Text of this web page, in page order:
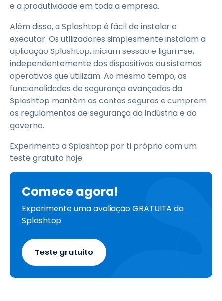
e a produtividade em toda a empresa.
Além disso, a Splashtop é fácil de instalar e
executar. Os utilizadores simplesmente instalam a
aplicação Splashtop, iniciam sessão e ligam-se,
independentemente dos dispositivos ou sistemas
operativos que utilizam. Ao mesmo tempo, as
funcionalidades de segurança avançadas da
Splashtop mantêm as contas seguras e cumprem
os regulamentos de segurança da indústria e do
governo.
Experimenta a Splashtop por ti próprio com um
teste gratuito hoje:
Comece agora!
Experimente uma avaliação GRATUITA da
Splashtop
Teste gratuito